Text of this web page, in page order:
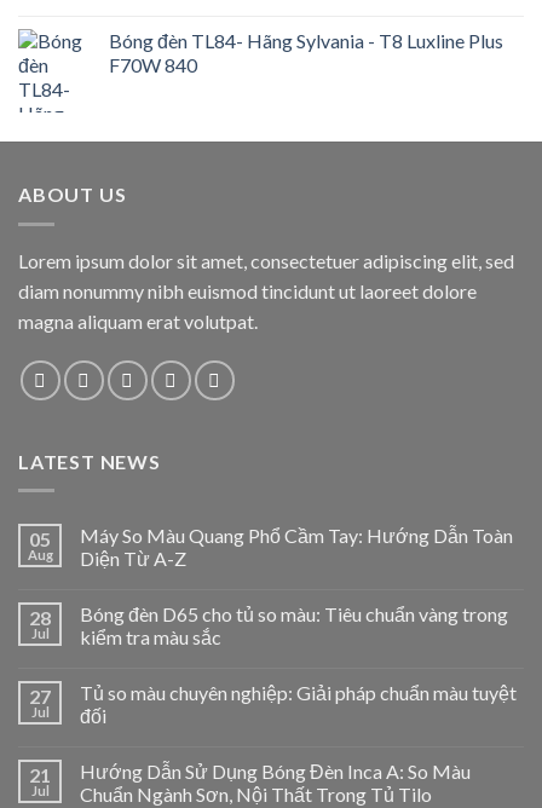
Bóng đèn TL84- Hãng Sylvania - T8 Luxline Plus
F70W 840
ABOUT US
Lorem ipsum dolor sit amet, consectetuer adipiscing elit, sed
diam nonummy nibh euismod tincidunt ut laoreet dolore
magna aliquam erat volutpat.
LATEST NEWS
05
Aug
Máy So Màu Quang Phổ Cầm Tay: Hướng Dẫn Toàn
Diện Từ A-Z
28
Jul
Bóng đèn D65 cho tủ so màu: Tiêu chuẩn vàng trong
kiểm tra màu sắc
27
Jul
Tủ so màu chuyên nghiệp: Giải pháp chuẩn màu tuyệt
đối
21
Jul
Hướng Dẫn Sử Dụng Bóng Đèn Inca A: So Màu
Chuẩn Ngành Sơn, Nội Thất Trong Tủ Tilo